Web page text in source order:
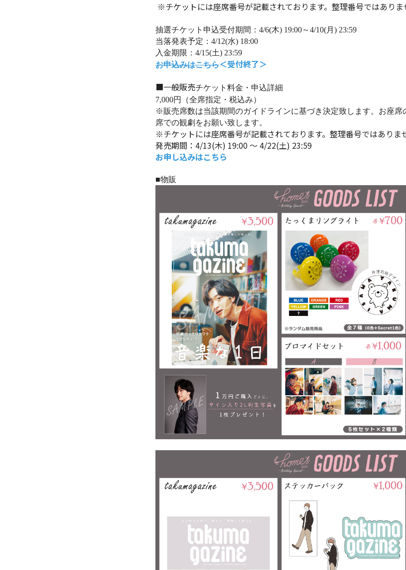
※チケットには座席番号が記載されております。整理番号ではありま
抽選チケット申込受付期間： 4/6(木) 19:00～4/10(月 ) 23:59
当落発表予定： 4/12(水) 18:00
入金期限： 4/15(土) 23:59
お申込みはこちら＜受付終了＞
■一般販売チケット料金・申込詳細
7,000円（全席指定・税込み）
※販売席数は当該期間のガイドラインに基づき決定致します。お座席
席での観劇をお願い致します。
※チケットには座席番号が記載されております。整理番号ではありま
発売期間：4/13(木) 19:00 ～ 4/22(土) 23:59
お申し込みはこちら
■物販